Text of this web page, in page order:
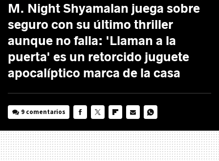
M. Night Shyamalan juega sobre
seguro con su último thriller
aunque no falla: 'Llaman a la
puerta' es un retorcido juguete
apocalíptico marca de la casa
9 comentarios
MAIL